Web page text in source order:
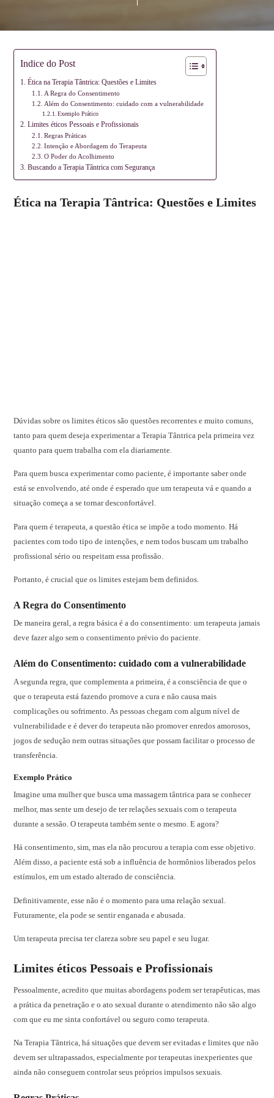
Indice do Post
Ética na Terapia Tântrica: Questões e Limites
A Regra do Consentimento
Além do Consentimento: cuidado com a vulnerabilidade
Exemplo Prático
Limites éticos Pessoais e Profissionais
Regras Práticas
Intenção e Abordagem do Terapeuta
O Poder do Acolhimento
Buscando a Terapia Tântrica com Segurança
Ética na Terapia Tântrica: Questões e Limites
Dúvidas sobre os limites éticos são questões recorrentes e muito comuns,
tanto para quem deseja experimentar a Terapia Tântrica pela primeira vez
quanto para quem trabalha com ela diariamente.
Para quem busca experimentar como paciente, é importante saber onde
está se envolvendo, até onde é esperado que um terapeuta vá e quando a
situação começa a se tornar desconfortável.
Para quem é terapeuta, a questão ética se impõe a todo momento. Há
pacientes com todo tipo de intenções, e nem todos buscam um trabalho
profissional sério ou respeitam essa profissão.
Portanto, é crucial que os limites estejam bem definidos.
A Regra do Consentimento
De maneira geral, a regra básica é a do consentimento: um terapeuta jamais
deve fazer algo sem o consentimento prévio do paciente.
Além do Consentimento: cuidado com a vulnerabilidade
A segunda regra, que complementa a primeira, é a consciência de que o
que o terapeuta está fazendo promove a cura e não causa mais
complicações ou sofrimento. As pessoas chegam com algum nível de
vulnerabilidade e é dever do terapeuta não promover enredos amorosos,
jogos de sedução nem outras situações que possam facilitar o processo de
transferência.
Exemplo Prático
Imagine uma mulher que busca uma massagem tântrica para se conhecer
melhor, mas sente um desejo de ter relações sexuais com o terapeuta
durante a sessão. O terapeuta também sente o mesmo. E agora?
Há consentimento, sim, mas ela não procurou a terapia com esse objetivo.
Além disso, a paciente está sob a influência de hormônios liberados pelos
estímulos, em um estado alterado de consciência.
Definitivamente, esse não é o momento para uma relação sexual.
Futuramente, ela pode se sentir enganada e abusada.
Um terapeuta precisa ter clareza sobre seu papel e seu lugar.
Limites éticos Pessoais e Profissionais
Pessoalmente, acredito que muitas abordagens podem ser terapêuticas, mas
a prática da penetração e o ato sexual durante o atendimento não são algo
com que eu me sinta confortável ou seguro como terapeuta.
Na Terapia Tântrica, há situações que devem ser evitadas e limites que não
devem ser ultrapassados, especialmente por terapeutas inexperientes que
ainda não conseguem controlar seus próprios impulsos sexuais.